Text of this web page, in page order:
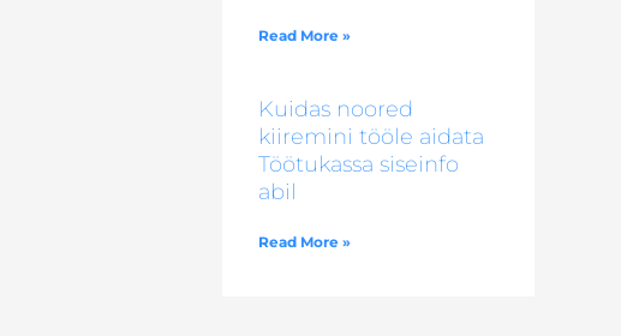
Read More »
Kuidas noored
kiiremini tööle aidata
Töötukassa siseinfo
abil
Read More »